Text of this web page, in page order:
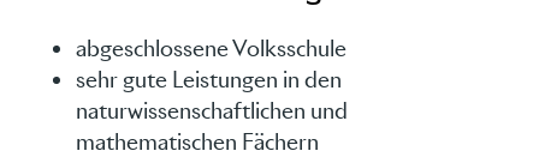
abgeschlossene Volksschule
sehr gute Leistungen in den
naturwissenschaftlichen und
mathematischen Fächern